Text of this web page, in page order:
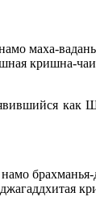
маха-
кришна-
как
намо брахманья-
джагаддхитая